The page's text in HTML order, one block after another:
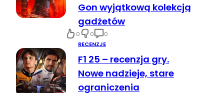
Gon wyjątkową kolekcją
gadżetów
0 0
0
RECENZJE
F1 25 – recenzja gry.
Nowe nadzieje, stare
ograniczenia